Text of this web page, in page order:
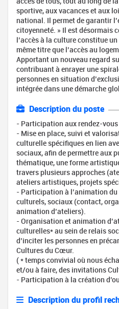
sportive, aux vacances et aux
national. Il permet de garantir
citoyenneté. » Il est désormais
l’accès à la culture constitue
même titre que l’accès au
Apportant un nouveau regard
contribuant à enrayer une
personnes en situation
intégrée dans une démarche
Description du poste
- Participation aux rendez-
- Mise en place, suivi et
culturelle spécifiques en lien
sociaux, afin de permettre aux
thématique, une forme
travers plusieurs approches
ateliers artistiques, projets
- Participation à l’animation
culturels, sociaux (contact,
animation d’ateliers).
- Organisation et animation
culturelles* au sein de relais
d’inciter les personnes en
Cultures du Cœur.
( * temps convivial où nous
et/ou à faire, des invitations
- Participation à la création
Description du profil